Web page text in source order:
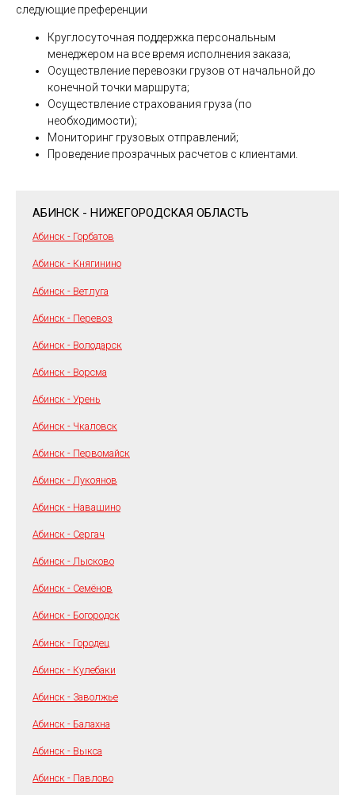
следующие преференции
Круглосуточная поддержка персональным
менеджером на все время исполнения заказа;
Осуществление перевозки грузов от начальной до
конечной точки маршрута;
Осуществление страхования груза (по
необходимости);
Мониторинг грузовых отправлений;
Проведение прозрачных расчетов с клиентами.
АБИНСК - НИЖЕГОРОДСКАЯ ОБЛАСТЬ
Абинск - Горбатов
Абинск - Княгинино
Абинск - Ветлуга
Абинск - Перевоз
Абинск - Володарск
Абинск - Ворсма
Абинск - Урень
Абинск - Чкаловск
Абинск - Первомайск
Абинск - Лукоянов
Абинск - Навашино
Абинск - Сергач
Абинск - Лысково
Абинск - Семёнов
Абинск - Богородск
Абинск - Городец
Абинск - Кулебаки
Абинск - Заволжье
Абинск - Балахна
Абинск - Выкса
Абинск - Павлово